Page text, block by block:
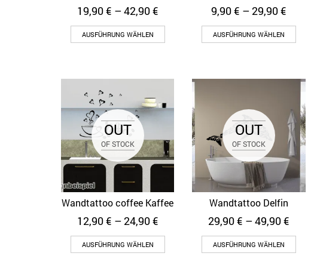
19,90€ –42,90€
AUSFÜHRUNG WÄHLEN
9,90€ –29,90€
AUSFÜHRUNG WÄHLEN
OUT
OF STOCK
Quick View
Wandtattoo coffee Kaffee
12,90€ –24,90€
AUSFÜHRUNG WÄHLEN
OUT
OF STOCK
Quick View
Wandtattoo Delfin
29,90€ –49,90€
AUSFÜHRUNG WÄHLEN